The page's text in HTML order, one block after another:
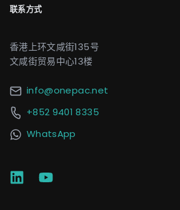
联系方式
香港上环文咸街135号
文咸街贸易中心13楼
info@onepac.net
+852 9401 8335
WhatsApp